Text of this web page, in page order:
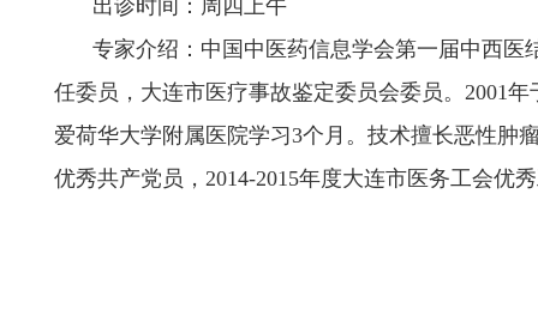
出诊时间：周四上午
专家介绍：中国中医药信息学会第一届中西
任委员，大连市医疗事故鉴定委员会委员。2001
爱荷华大学附属医院学习3个月。技术擅长恶性肿
优秀共产党员，2014-2015年度大连市医务工会优